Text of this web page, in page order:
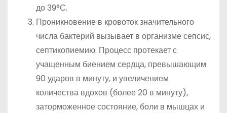
до 39°С.
Проникновение в кровоток значительного
числа бактерий вызывает в организме сепсис,
септикопиемию. Процесс протекает с
учащенным биением сердца, превышающим
90 ударов в минуту, и увеличением
количества вдохов (более 20 в минуту),
заторможенное состояние, боли в мышцах и